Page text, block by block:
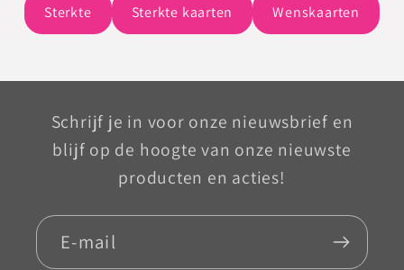
Sterkte Sterkte kaarten Wenskaarten
Schrijf je in voor onze nieuwsbrief en
blijf op de hoogte van onze nieuwste
producten en acties!
E‑mail